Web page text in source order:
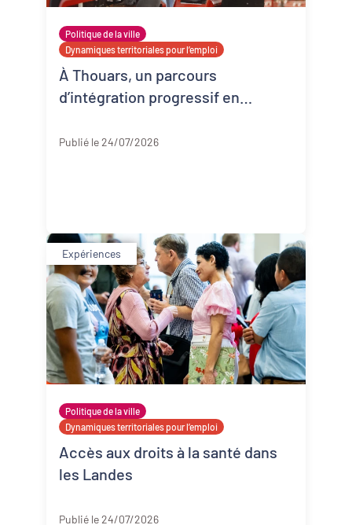
Politique de la ville
Dynamiques territoriales pour l’emploi
À Thouars, un parcours
d’intégration progressif en
Publié le 24/07/2026
Expériences
Politique de la ville
Dynamiques territoriales pour l’emploi
Accès aux droits à la santé dans
les Landes
Publié le 24/07/2026